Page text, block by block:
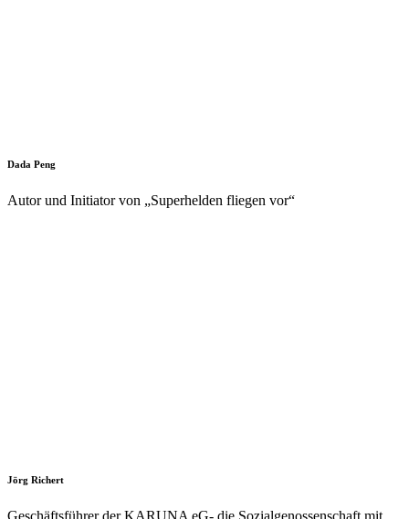
Dada Peng
Autor und Initiator von „Superhelden fliegen vor“
Jörg Richert
Geschäftsführer der KARUNA eG- die Sozialgenossenschaft mit